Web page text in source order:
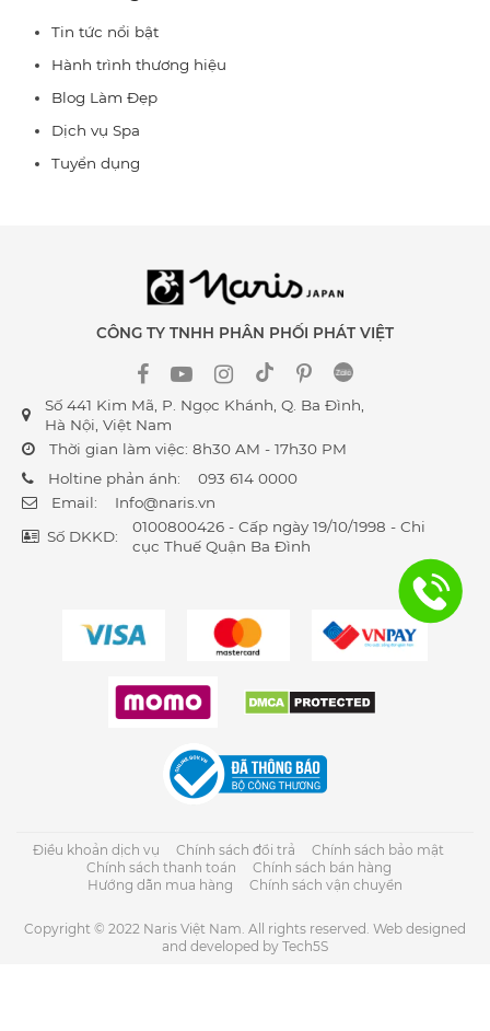
Tin tức nổi bật
Hành trình thương hiệu
Blog Làm Đẹp
Dịch vụ Spa
Tuyển dụng
mang đến ưu đãi giảm
CÔNG TY TNHH PHÂN PHỐI PHÁT VIỆT
Số 441 Kim Mã, P. Ngọc Khánh, Q. Ba Đình,
Hà Nội, Việt Nam
Thời gian làm việc: 8h30 AM - 17h30 PM
Holtine phản ánh:
093 614 0000
Email:
Info@naris.vn
Số DKKD:
0100800426 - Cấp ngày 19/10/1998 - Chi
cục Thuế Quận Ba Đình
Điều khoản dịch vụ Chính sách đổi trả
Chính sách bảo mật
Chính sách thanh toán
Chính sách bán hàng
Hướng dẫn mua hàng
Chính sách vận chuyển
Copyright © 2022 Naris Việt Nam. All rights reserved. Web designed
and developed by Tech5S